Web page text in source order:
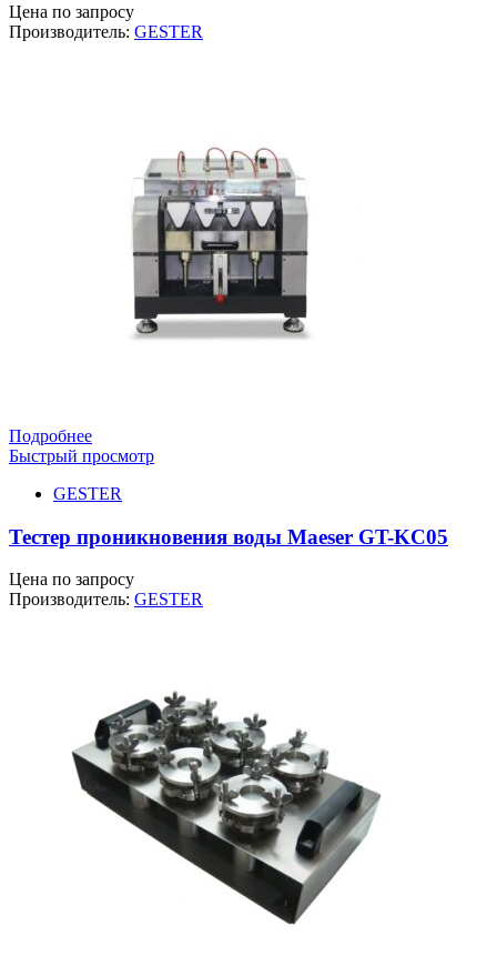
Цена по запросу
Производитель: GESTER
Подробнее
Быстрый просмотр
GESTER
Тестер проникновения воды Maeser GT-KC05
Цена по запросу
Производитель: GESTER